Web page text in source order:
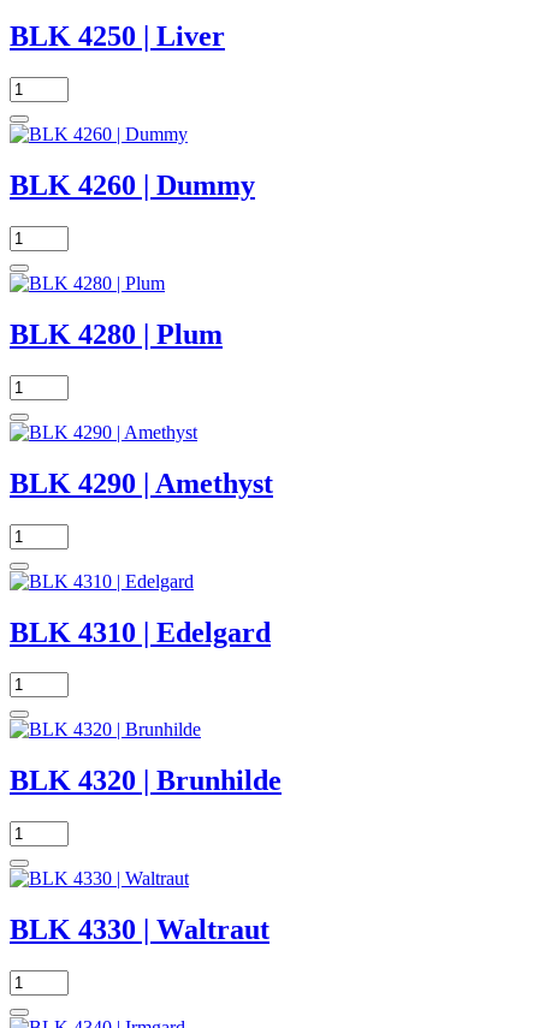
BLK 4250 | Liver
BLK 4260 | Dummy
BLK 4280 | Plum
BLK 4290 | Amethyst
BLK 4310 | Edelgard
BLK 4320 | Brunhilde
BLK 4330 | Waltraut